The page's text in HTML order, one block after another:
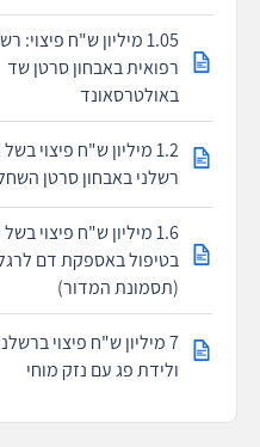
1.05 מיליון ש"ח פיצוי:
רפואית באבחון סרטן שד
באולטרסאונד
1.2 מיליון ש"ח פיצוי
רשלני באבחון סרטן
1.6 מיליון ש"ח פיצוי
בטיפול באספקת דם
(תסמונת המדור)
7 מיליון ש"ח פיצוי
ולידת פג עם נזק מוחי